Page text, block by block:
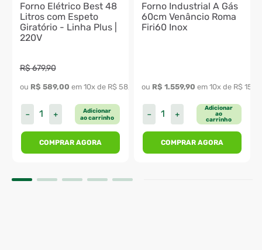
Forno Elétrico Best 48
Litros com Espeto
Giratório - Linha Plus |
220V
R$679,90
ou R$ 589,00 em 10x de R$ 58,
＋
－
Adicionar
ao carrinho
COMPRAR AGORA
Forno Industrial A Gás
60cm Venâncio Roma
Firi60 Inox
ou R$ 1.559,90 em 10x de R$ 155
＋
－
Adicionar
ao
carrinho
COMPRAR AGORA